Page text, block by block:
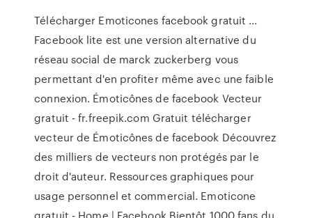
Télécharger Emoticones facebook gratuit ...
Facebook lite est une version alternative du
réseau social de marck zuckerberg vous
permettant d'en profiter même avec une faible
connexion. Émoticônes de facebook Vecteur
gratuit - fr.freepik.com Gratuit télécharger
vecteur de Émoticônes de facebook Découvrez
des milliers de vecteurs non protégés par le
droit d'auteur. Ressources graphiques pour
usage personnel et commercial. Emoticone
gratuit - Home | Facebook Bientôt 1000 fans du